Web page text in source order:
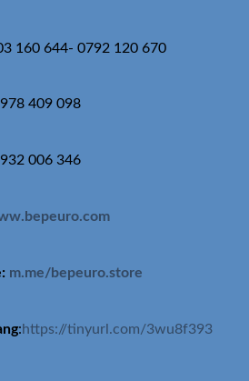
160 644- 0792 120 670
409 098
006 346
m.me/bepeuro.store
:https://tinyurl.com/3wu8f393